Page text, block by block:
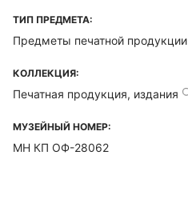
ТИП ПРЕДМЕТА:
Предметы печатной продукции
КОЛЛЕКЦИЯ:
Печатная продукция, издания
МУЗЕЙНЫЙ НОМЕР:
МН КП ОФ-28062